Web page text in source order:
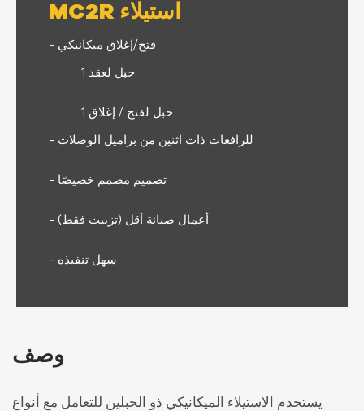
MC2R استيلاء
- فتح/إغلاق ميكانيكي
1 حبل لعقد
1 حبل لفتح / إغلاق
- للرافعات ذات اثنين من براميل الوصلات
- تصميم مصمم خصيصًا
- أعمال صيانة أقل (تزييت فقط)
- سهل تنفيذه
وصف
يستخدم الاستيلاء الميكانيكي ذو الحبلين للتعامل مع أنواع